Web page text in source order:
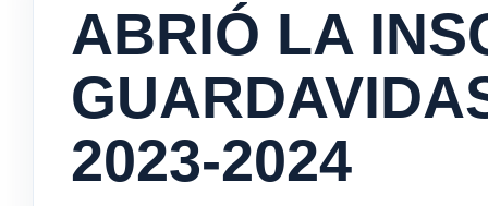
ABRIÓ LA
2023-2024